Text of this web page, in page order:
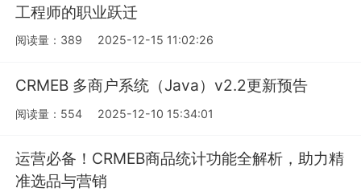
工程师的职业跃迁
阅读量：389 2025-12-15 11:02:26
CRMEB 多商户系统（Java）v2.2更新预告
阅读量：554 2025-12-10 15:34:01
运营必备！CRMEB商品统计功能全解析，助力精
准选品与营销